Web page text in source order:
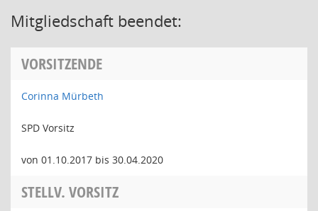
Mitgliedschaft beendet:
VORSITZENDE
Corinna Mürbeth
SPD Vorsitz
von 01.10.2017 bis 30.04.2020
STELLV. VORSITZ